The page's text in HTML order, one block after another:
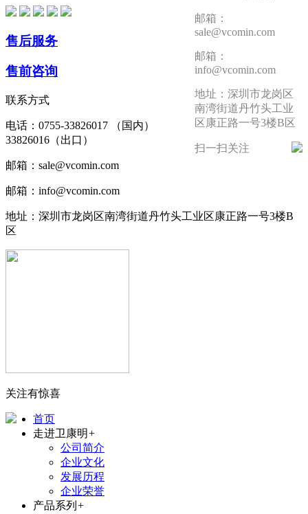
邮箱：
sale@vcomin.com
邮箱：
info@vcomin.com
地址：深圳市龙岗区
南湾街道丹竹头工业
区康正路一号3楼B区
扫一扫关注
售后服务
售前咨询
联系方式
电话：0755-33826017 （国内）
33826016（出口）
邮箱：sale@vcomin.com
邮箱：info@vcomin.com
地址：深圳市龙岗区南湾街道丹竹头工业区康正路一号3楼B
区
关注有惊喜
首页
走进卫康明+
公司简介
企业文化
发展历程
企业荣誉
产品系列 +